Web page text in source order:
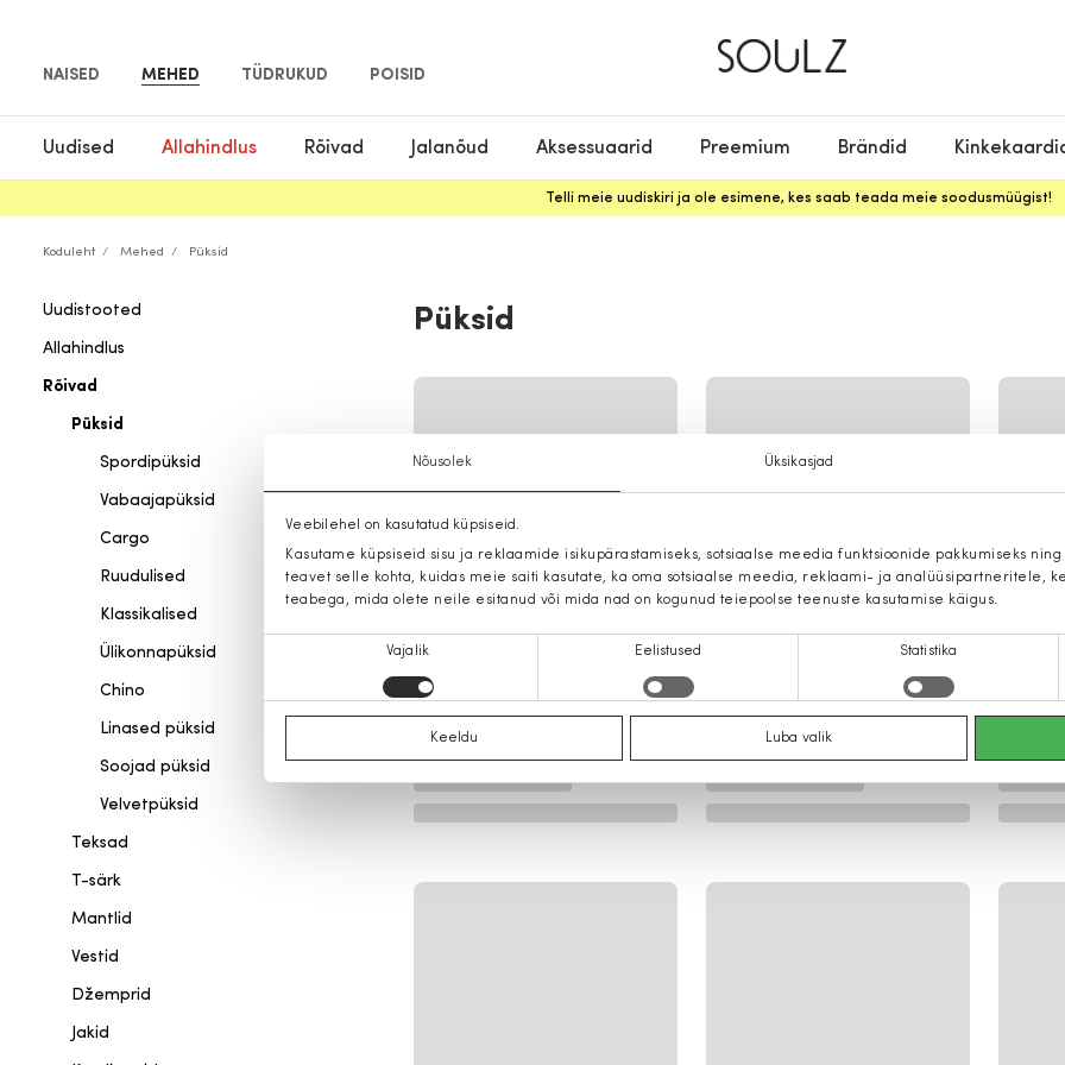
Nõusolek Üksikasjad
Veebilehel on kasutatud küpsiseid.
Kasutame küpsiseid sisu ja reklaamide isikupärastamiseks, sotsiaalse meedia funktsioonide pakkumiseks
teavet selle kohta, kuidas meie saiti kasutate, ka oma sotsiaalse meedia, reklaami- ja analüüsipartneritele,
teabega, mida olete neile esitanud või mida nad on kogunud teiepoolse teenuste kasutamise käigus.
Vajalik Eelistused Statistika
Keeldu Luba valik
NAISED MEHED TÜDRUKUD POISID
Uudised Allahindlus Rõivad Jalanõud Aksessuaarid Preemium Brändid
Telli meie uudiskiri ja ole esimene, kes saab teada meie soodusmüügist!
Koduleht Mehed Püksid
Uudistooted
Allahindlus
Rõivad
Püksid
Spordipüksid
Vabaajapüksid
Cargo
Ruudulised
Klassikalised
Ülikonnapüksid
Chino
Linased püksid
Soojad püksid
Velvetpüksid
Teksad
T-särk
Mantlid
Vestid
Džemprid
Jakid
Püksid